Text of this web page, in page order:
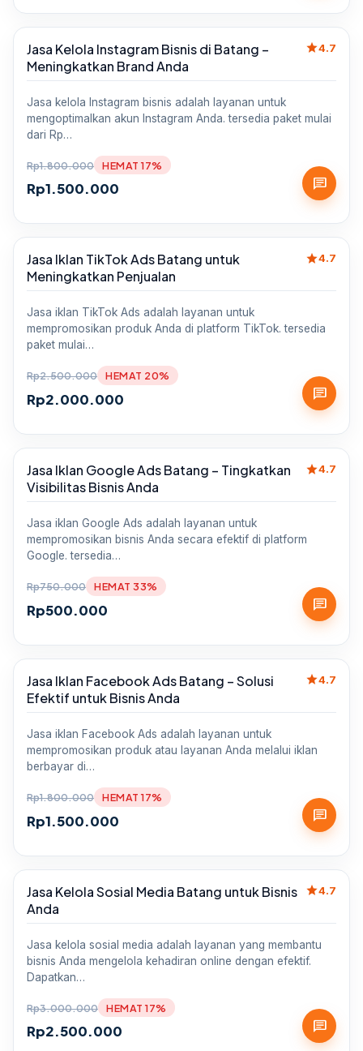
Sale
Jasa Kelola Instagram Bisnis di Batang –
Meningkatkan Brand Anda
star4.7
Jasa kelola Instagram bisnis adalah layanan untuk
mengoptimalkan akun Instagram Anda. tersedia paket mulai
dari Rp…
Rp1.800.000
Rp1.500.000
HEMAT 17%
chat
Sale
Jasa Iklan TikTok Ads Batang untuk
Meningkatkan Penjualan
star4.7
Jasa iklan TikTok Ads adalah layanan untuk
mempromosikan produk Anda di platform TikTok. tersedia
paket mulai…
Rp2.500.000
Rp2.000.000
HEMAT 20%
chat
Sale
Jasa Iklan Google Ads Batang – Tingkatkan
Visibilitas Bisnis Anda
star4.7
Jasa iklan Google Ads adalah layanan untuk
mempromosikan bisnis Anda secara efektif di platform
Google. tersedia…
Rp750.000
Rp500.000
HEMAT 33%
chat
Sale
Jasa Iklan Facebook Ads Batang – Solusi
Efektif untuk Bisnis Anda
star4.7
Jasa iklan Facebook Ads adalah layanan untuk
mempromosikan produk atau layanan Anda melalui iklan
berbayar di…
Rp1.800.000
Rp1.500.000
HEMAT 17%
chat
Sale
Jasa Kelola Sosial Media Batang untuk Bisnis
Anda
star4.7
Jasa kelola sosial media adalah layanan yang membantu
bisnis Anda mengelola kehadiran online dengan efektif.
Dapatkan…
Rp3.000.000
Rp2.500.000
HEMAT 17%
chat